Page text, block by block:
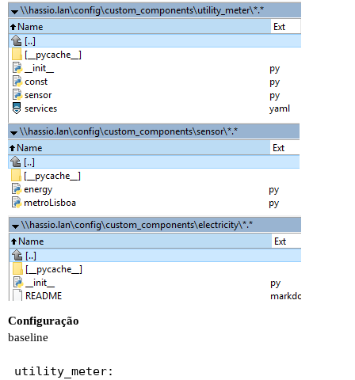
Configuração
baseline
utility_meter: